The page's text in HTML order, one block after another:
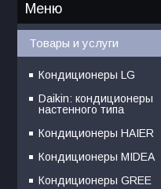
Товары и услуги
Кондиционеры LG
Daikin: кондиционеры
настенного типа
Кондиционеры HAIER
Кондиционеры MIDEA
Кондиционеры GREE